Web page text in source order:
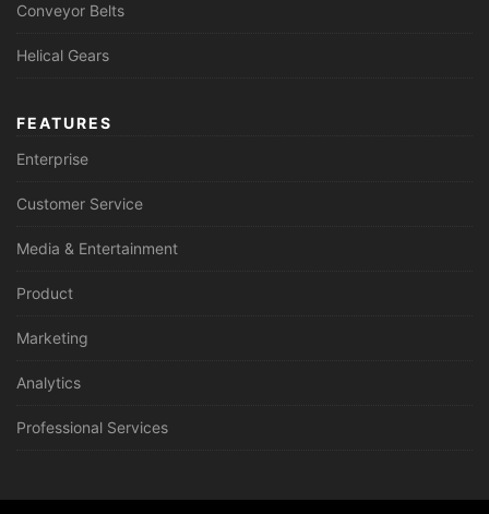
Conveyor Belts
Helical Gears
FEATURES
Enterprise
Customer Service
Media & Entertainment
Product
Marketing
Analytics
Professional Services